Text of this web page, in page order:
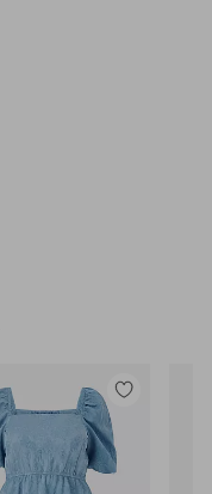
Toevoegen
aan
favorieten